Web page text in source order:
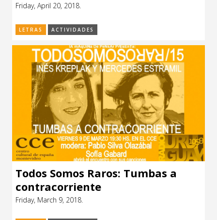
Friday, April 20, 2018.
LETRAS ACTIVIDADES
Todos Somos Raros: Tumbas a
contracorriente
Friday, March 9, 2018.